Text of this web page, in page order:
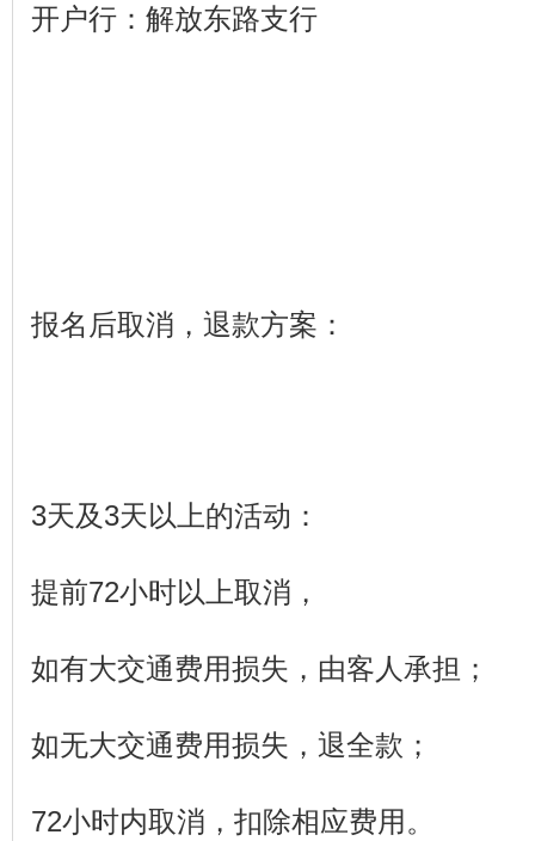
开户行：解放东路支行
报名后取消，退款方案：
3天及3天以上的活动：
提前72小时以上取消，
如有大交通费用损失，由客人承担；
如无大交通费用损失，退全款；
72小时内取消，扣除相应费用。